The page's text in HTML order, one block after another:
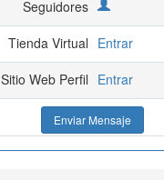
Seguidores
Tienda Virtual Entrar
Sitio Web Perfil Entrar
Enviar Mensaje